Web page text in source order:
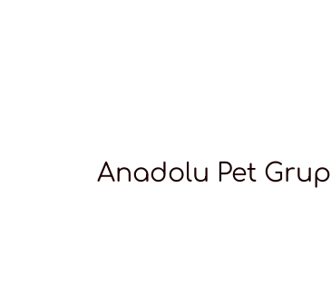
Anadolu Pet Grup